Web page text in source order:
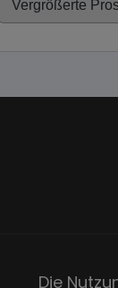
Vergrößerte
Die